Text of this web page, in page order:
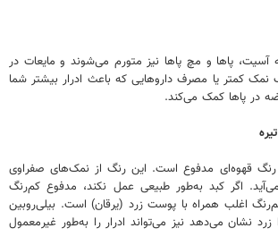
آسیت، پاها و مچ پاها نیز متورم می‌شوند و مایعات در
نمک کمتر یا مصرف داروهایی که باعث ادرار بیشتر شما
در پاها کمک می‌کند.
رنگ قهوه‌ای مدفوع است. این رنگ از نمک‌های صفراوی
اگر کبد به‌طور طبیعی عمل نکند، مدفوع کم‌رنگ
اغلب همراه با پوست زرد (یرقان) است. بیلی‌روبین
نشان می‌دهد نیز می‌تواند ادرار را به‌طور غیرمعمول